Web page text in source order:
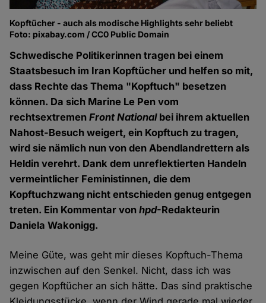
Kopftücher - auch als modische Highlights sehr beliebt
Foto: pixabay.com / CC0 Public Domain
Schwedische Politikerinnen tragen bei einem
Staatsbesuch im Iran Kopftücher und helfen so mit,
dass Rechte das Thema "Kopftuch" besetzen
können. Da sich Marine Le Pen vom
rechtsextremenFront Nationalbei ihrem aktuellen
Nahost-Besuch weigert, ein Kopftuch zu tragen,
wird sie nämlich nun von den Abendlandrettern als
Heldin verehrt. Dank dem unreflektierten Handeln
vermeintlicher Feministinnen, die dem
Kopftuchzwang nicht entschieden genug entgegen
treten. Ein Kommentar vonhpd-Redakteurin
Daniela Wakonigg.
Meine Güte, was geht mir dieses Kopftuch-Thema
inzwischen auf den Senkel. Nicht, dass ich was
gegen Kopftücher an sich hätte. Das sind praktische